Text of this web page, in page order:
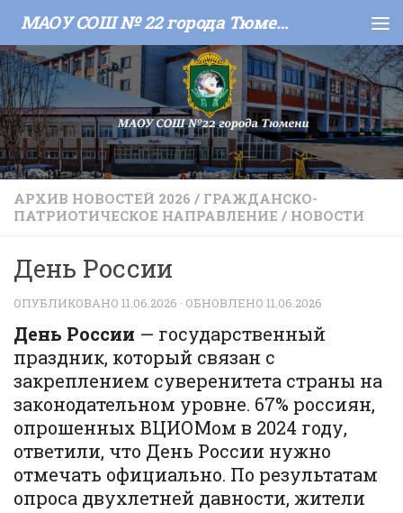
Skip to content МАОУ СОШ № 22 города Тюмени
АРХИВ НОВОСТЕЙ 2026 / ГРАЖДАНСКО-
ПАТРИОТИЧЕСКОЕ НАПРАВЛЕНИЕ / НОВОСТИ
День России
ОПУБЛИКОВАНО 11.06.2026 · ОБНОВЛЕНО 11.06.2026
День России — государственный
праздник, который связан с
закреплением суверенитета страны на
законодательном уровне. 67% россиян,
опрошенных ВЦИОМом в 2024 году,
ответили, что День России нужно
отмечать официально. По результатам
опроса двухлетней давности, жители